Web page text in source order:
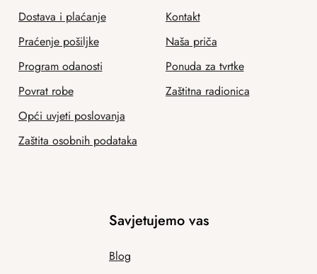
Dostava i plaćanje
Praćenje pošiljke
Program odanosti
Povrat robe
Opći uvjeti poslovanja
Zaštita osobnih podataka
Kontakt
Naša priča
Ponuda za tvrtke
Zaštitna radionica
Savjetujemo vas
Blog